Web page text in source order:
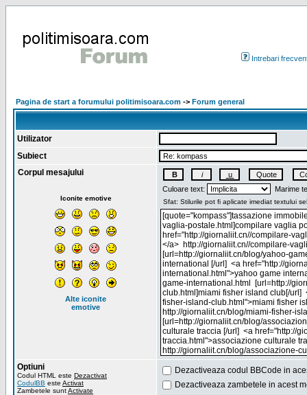
Intrebari
Pagina de start a forumului politimisoara.com -> Forum general
Utilizator
Subiect
Corpul mesajului
Iconite emotive
Alte iconite
emotive
Culoare text: Marime
Optiuni
Codul HTML este Dezactivat
CodulBB este Activat
Zambetele suntActivate
Dezactiveaza codul BBCode in
Dezactiveaza zambetele in acest